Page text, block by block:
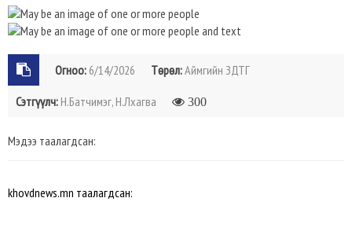
Огноо: 6/14/2026 Төрөл:Аймгийн ЗДТГ
Сэтгүүлч: Н.Батчимэг, Н.Лхагва 300
Мэдээ таалагдсан:
khovdnews.mn таалагдсан: